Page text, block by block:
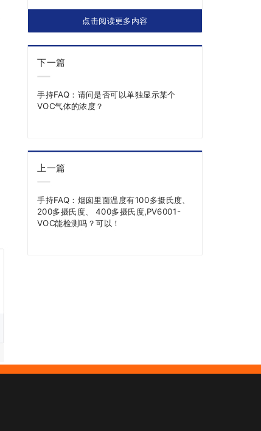
点击阅读更多内容
下一篇
手持FAQ：请问是否可以单独显示某个
VOC气体的浓度？
上一篇
手持FAQ：烟囱里面温度有100多摄氏度、
200多摄氏度、 400多摄氏度,PV6001-
VOC能检测吗？可以！